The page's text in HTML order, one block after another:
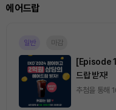
에어드랍
일반 마감
[Episode
드랍 받자!
추첨을 통해